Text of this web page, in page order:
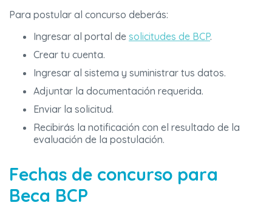
Para postular al concurso deberás:
Ingresar al portal de solicitudes de BCP.
Crear tu cuenta.
Ingresar al sistema y suministrar tus datos.
Adjuntar la documentación requerida.
Enviar la solicitud.
Recibirás la notificación con el resultado de la
evaluación de la postulación.
Fechas de concurso para
Beca BCP